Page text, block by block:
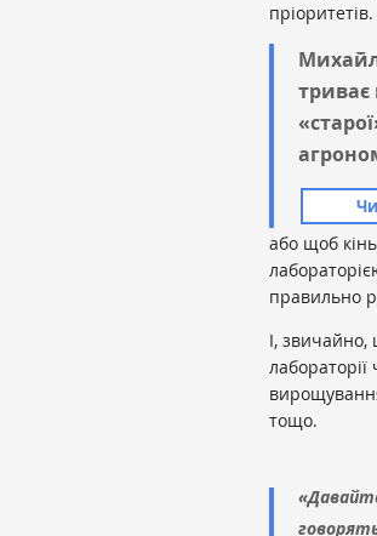
пріоритетів.
триває
або щоб
правильно
І, звичайно,
тощо.